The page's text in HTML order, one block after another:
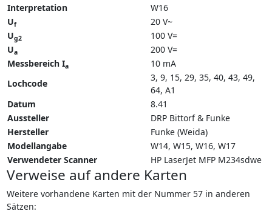
Interpretation
W16
Uf
20 V~
Ug2
100 V=
Ua
200 V=
Messbereich Ia
10 mA
Lochcode
3, 9, 15, 29, 35, 40, 43, 49,
64, A1
Datum
8.41
Aussteller
DRP Bittorf & Funke
Hersteller
Funke (Weida)
Modellangabe
W14 W15 W16 W17
Verwendeter Scanner
HP LaserJet MFP M234sdwe
Verweise auf andere Karten
Weitere vorhandene Karten mit der Nummer 57 in anderen
Sätzen: